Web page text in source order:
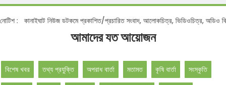
নিউজ ডটকমে প্রকাশিত/প্রচারিত সংবাদ, আলোকচিত্র, ভিডিওচিত্র, অডিও বিনা
আমাদের যত আয়োজন
বিশেষ খবর তথ্য প্রযুক্তি অপরাধ বার্তা মতামত কৃষি বার্তা সংস্কৃতি